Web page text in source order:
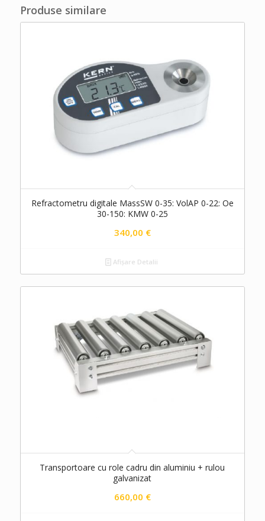
Produse similare
Refractometru digitale MassSW 0-35: VolAP 0-22: Oe
30-150: KMW 0-25
340,00 €
Afișare Detalii
Transportoare cu role cadru din aluminiu + rulou
galvanizat
660,00 €